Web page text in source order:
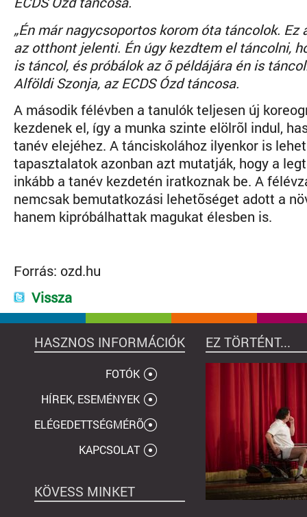
„Én már nagycsoportos korom óta táncolok. Ez
az otthont jelenti. Én úgy kezdtem el táncolni,
is táncol, és próbálok az õ példájára én is
Alföldi Szonja, az ECDS Ózd táncosa.
A második félévben a tanulók teljesen új
kezdenek el, így a munka szinte elölrõl indul,
tanév elejéhez. A tánciskolához ilyenkor is
tapasztalatok azonban azt mutatják, hogy a
inkább a tanév kezdetén iratkoznak be. A
nemcsak bemutatkozási lehetõséget adott a
hanem kipróbálhattak magukat élesben is.
Forrás: ozd.hu
Vissza
HASZNOS INFORMÁCIÓK EZ TÖRTÉNT...
FOTÓK
HÍREK, ESEMÉNYEK
ELÉGEDETTSÉGMÉRÕ
KAPCSOLAT
KÖVESS MINKET